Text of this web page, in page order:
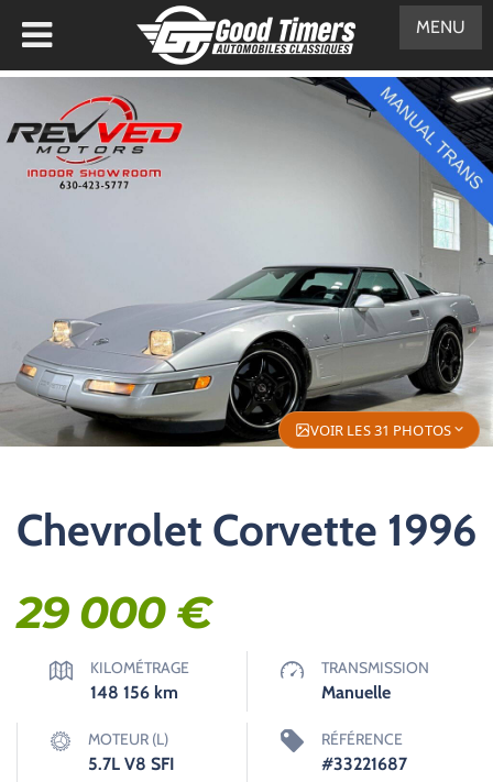
VOIR LES 31 PHOTOS
Chevrolet Corvette 1996
29 000€
KILOMÉTRAGE
148 156 km
TRANSMISSION
Manuelle
MOTEUR (L)
5.7L V8 SFI
RÉFÉRENCE
#33221687
MENU